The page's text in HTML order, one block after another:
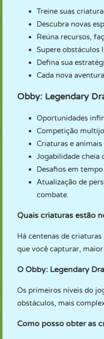
Treine suas
Descubra novas
Reúna recursos,
Supere obstáculos
Defina sua
Cada nova
Obby: Legendary
Oportunidades
Competição
Criaturas e
Jogabilidade cheia
Desafios em
Atualização de
combate.
Quais criaturas estão
Há centenas de
que você capturar,
O Obby: Legendary
Os primeiros níveis do
obstáculos, mais
Como posso obter as